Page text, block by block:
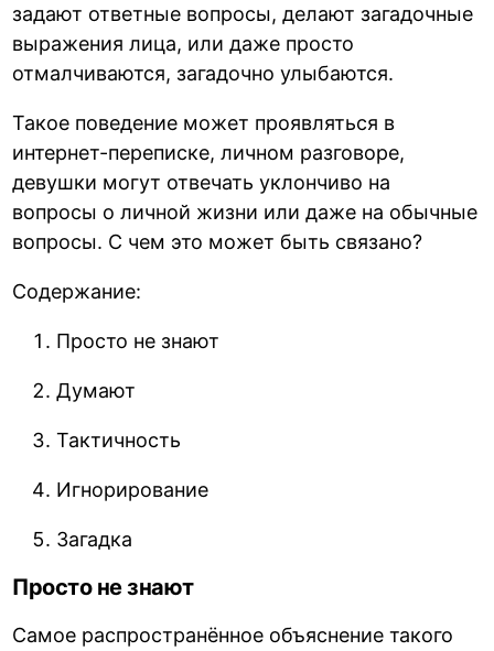
задают ответные вопросы, делают загадочные
выражения лица, или даже просто
отмалчиваются, загадочно улыбаются.
Такое поведение может проявляться в
интернет-переписке, личном разговоре,
девушки могут отвечать уклончиво на
вопросы о личной жизни или даже на обычные
вопросы. С чем это может быть связано?
Содержание:
Просто не знают
Думают
Тактичность
Игнорирование
Загадка
Просто не знают
Самое распространённое объяснение такого